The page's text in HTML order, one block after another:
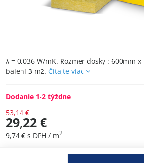
λ = 0,036 W/mK. Rozmer dosky : 600mm
balení 3 m2. Čítajte viac
Dodanie 1-2 týždne
53,14 €
29,22 €
9,74 € s DPH / m2